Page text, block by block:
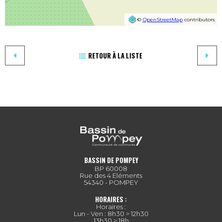
© OpenStreetMapcontributors
RETOUR À LA LISTE
BASSIN DE POMPEY
BP 60008
Rue des 4 Eléments
54340 - POMPEY
HORAIRES :
Horaires :
Lun - Ven : 8h30 > 12h30
13h30 > 18h